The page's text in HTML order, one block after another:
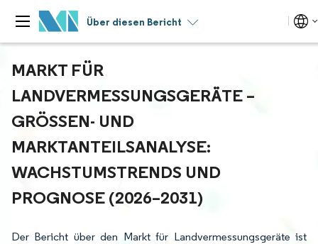
Über diesen Bericht
MARKT FÜR
LANDVERMESSUNGSGERÄTE –
GRÖSSEN- UND M
ARKTANTEILSANALYSE: W
ACHSTUMSTRENDS UND P
ROGNOSE (2026–2031)
Der Bericht über den Markt für Landvermessungsgeräte ist